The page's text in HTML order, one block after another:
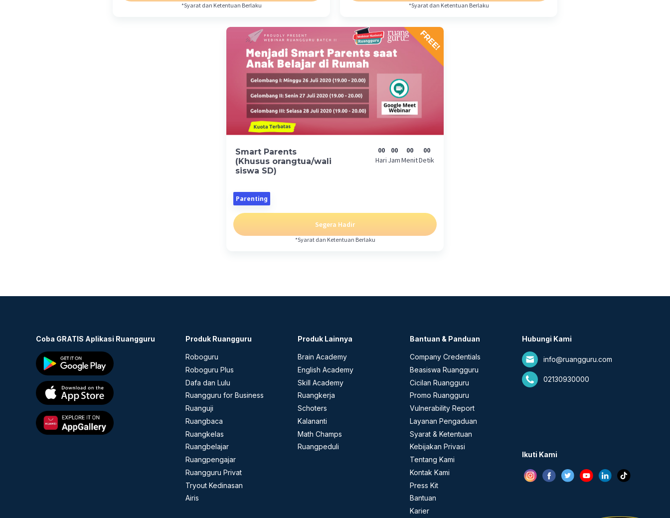
*Syarat dan Ketentuan Berlaku *Syarat dan Ketentuan Berlaku
Smart Parents
(Khusus orangtua/wali
siswa SD)
00 00 00
00
Hari JamMenitDetik
Parenting
Segera Hadir
*Syarat dan Ketentuan Berlaku
Coba GRATIS Aplikasi Ruangguru Produk Ruangguru
Roboguru
Roboguru Plus
Dafa dan Lulu
Ruangguru for Business
Ruanguji
Ruangbaca
Ruangkelas
Ruangbelajar
Ruangpengajar
Ruangguru Privat
Tryout Kedinasan
Airis
Produk Lainnya
Brain Academy
English Academy
Skill Academy
Ruangkerja
Schoters
Kalananti
Math Champs
Ruangpeduli
Bantuan & Panduan
Company Credentials
Beasiswa Ruangguru
Cicilan Ruangguru
Promo Ruangguru
Vulnerability Report
Layanan Pengaduan
Syarat & Ketentuan
Kebijakan Privasi
Tentang Kami
Kontak Kami
Press Kit
Bantuan
Karier
Hubungi Kami
info@ruangguru.com
02130930000
Ikuti Kami